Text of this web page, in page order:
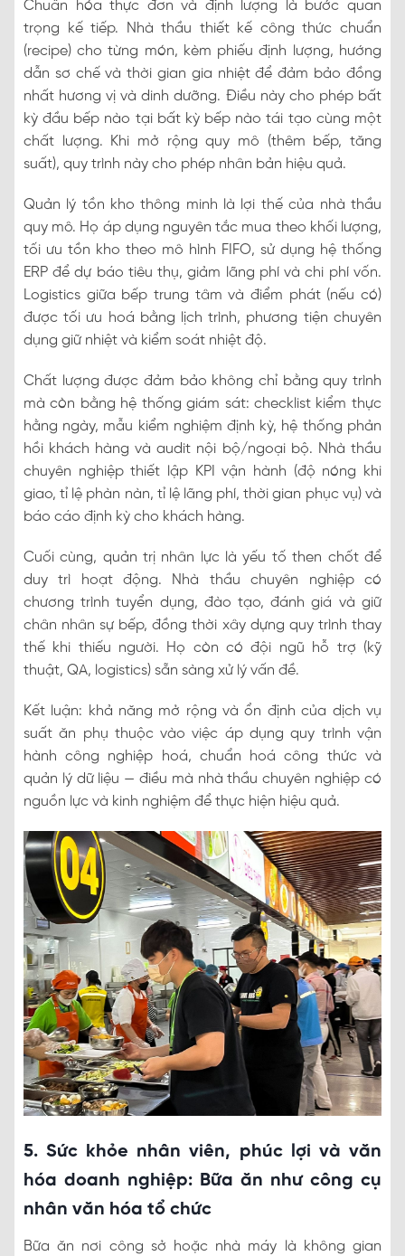
Chuẩn hóa thực đơn và định lượng là bước quan
trọng kế tiếp. Nhà thầu thiết kế công thức chuẩn
(recipe) cho từng món, kèm phiếu định lượng, hướng
dẫn sơ chế và thời gian gia nhiệt để đảm bảo đồng
nhất hương vị và dinh dưỡng. Điều này cho phép bất
kỳ đầu bếp nào tại bất kỳ bếp nào tái tạo cùng một
chất lượng. Khi mở rộng quy mô (thêm bếp, tăng
suất), quy trình này cho phép nhân bản hiệu quả.
Quản lý tồn kho thông minh là lợi thế của nhà thầu
quy mô. Họ áp dụng nguyên tắc mua theo khối lượng,
tối ưu tồn kho theo mô hình FIFO, sử dụng hệ thống
ERP để dự báo tiêu thụ, giảm lãng phí và chi phí vốn.
Logistics giữa bếp trung tâm và điểm phát (nếu có)
được tối ưu hoá bằng lịch trình, phương tiện chuyên
dụng giữ nhiệt và kiểm soát nhiệt độ.
Chất lượng được đảm bảo không chỉ bằng quy trình
mà còn bằng hệ thống giám sát: checklist kiểm thực
hằng ngày, mẫu kiểm nghiệm định kỳ, hệ thống phản
hồi khách hàng và audit nội bộ/ngoại bộ. Nhà thầu
chuyên nghiệp thiết lập KPI vận hành (độ nóng khi
giao, tỉ lệ phàn nàn, tỉ lệ lãng phí, thời gian phục vụ) và
báo cáo định kỳ cho khách hàng.
Cuối cùng, quản trị nhân lực là yếu tố then chốt để
duy trì hoạt động. Nhà thầu chuyên nghiệp có
chương trình tuyển dụng, đào tạo, đánh giá và giữ
chân nhân sự bếp, đồng thời xây dựng quy trình thay
thế khi thiếu người. Họ còn có đội ngũ hỗ trợ (kỹ
thuật, QA, logistics) sẵn sàng xử lý vấn đề.
Kết luận: khả năng mở rộng và ổn định của dịch vụ
suất ăn phụ thuộc vào việc áp dụng quy trình vận
hành công nghiệp hoá, chuẩn hoá công thức và
quản lý dữ liệu — điều mà nhà thầu chuyên nghiệp có
nguồn lực và kinh nghiệm để thực hiện hiệu quả.
5. Sức khỏe nhân viên, phúc lợi và văn
hóa doanh nghiệp: Bữa ăn như công cụ
nhân văn hóa tổ chức
Bữa ăn nơi công sở hoặc nhà máy là không gian